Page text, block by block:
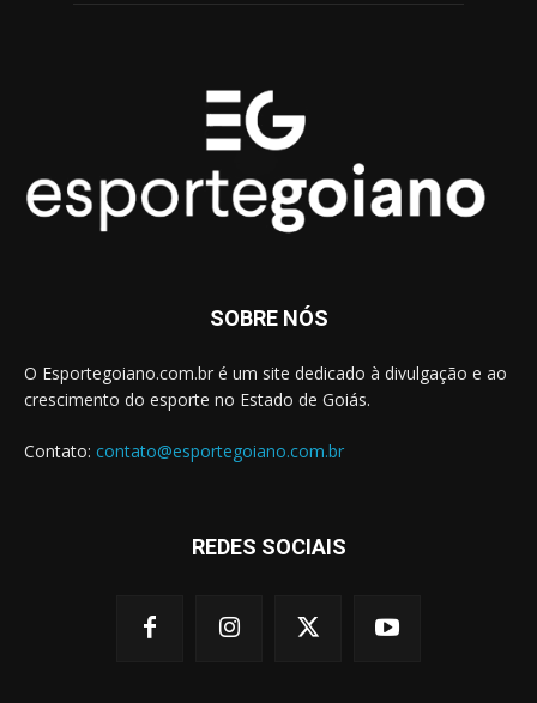
SOBRE NÓS
O Esportegoiano.com.br é um site dedicado à divulgação e ao
crescimento do esporte no Estado de Goiás.
Contato: contato@esportegoiano.com.br
REDES SOCIAIS